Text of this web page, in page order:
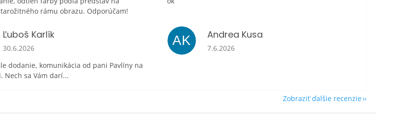
rámu obrazu. Odporúčam!
Ľuboš Karlík
Hodnotenie obchodu je 5 z 5 hviezdičiek.
30.6.2026
dodanie, komunikácia od pani Pavlíny na
Nech sa Vám darí...
AK Andrea Kusa
Hodnotenie obchodu je 5 z 5 hviezdičiek.
7.6.2026
Zobraziť ďalšie recenzie